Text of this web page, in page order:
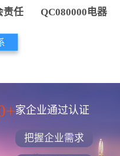
责任 QC080000电器
家企业通过认证
把握企业需求